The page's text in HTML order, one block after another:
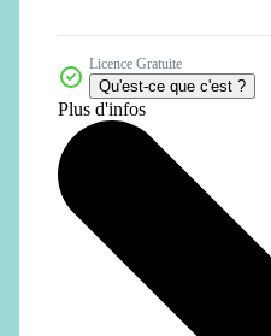
Licence Gratuite
Qu'est-ce que c'est ?
Plus d'infos